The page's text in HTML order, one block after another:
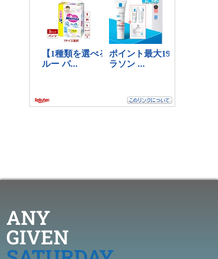
ANY
GIVEN